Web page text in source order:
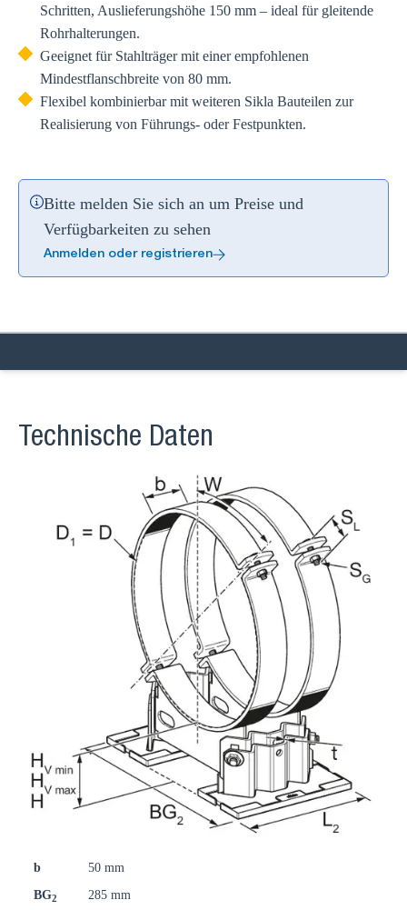
Schritten, Auslieferungshöhe 150 mm – ideal für gleitende
Rohrhalterungen.
Geeignet für Stahlträger mit einer empfohlenen
Mindestflanschbreite von 80 mm.
Flexibel kombinierbar mit weiteren Sikla Bauteilen zur
Realisierung von Führungs- oder Festpunkten.
Bitte melden Sie sich an um Preise und
Verfügbarkeiten zu sehen
Anmelden oder registrieren
Technische Daten
b
50 mm
BG2 285 mm